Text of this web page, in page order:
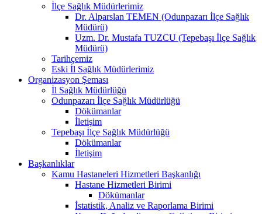
İlçe Sağlık Müdürlerimiz
Dr. Alparslan TEMEN (Odunpazarı İlçe Sağlık
Müdürü)
Uzm. Dr. Mustafa TUZCU (Tepebaşı İlçe Sağlık
Müdürü)
Tarihçemiz
Eski İl Sağlık Müdürlerimiz
Organizasyon Şeması
İl Sağlık Müdürlüğü
Odunpazarı İlçe Sağlık Müdürlüğü
Dökümanlar
İletişim
Tepebaşı İlçe Sağlık Müdürlüğü
Dökümanlar
İletişim
Başkanlıklar
Kamu Hastaneleri Hizmetleri Başkanlığı
Hastane Hizmetleri Birimi
Dökümanlar
İstatistik, Analiz ve Raporlama Birimi